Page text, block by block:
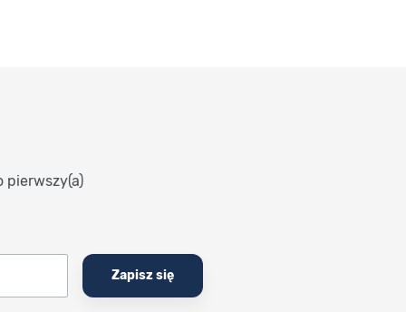
pierwszy(a)
Zapisz się